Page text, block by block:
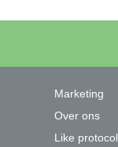
Marketing
Over ons
Like protocol